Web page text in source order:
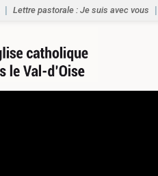
Lettre pastorale : Je suis avec vous